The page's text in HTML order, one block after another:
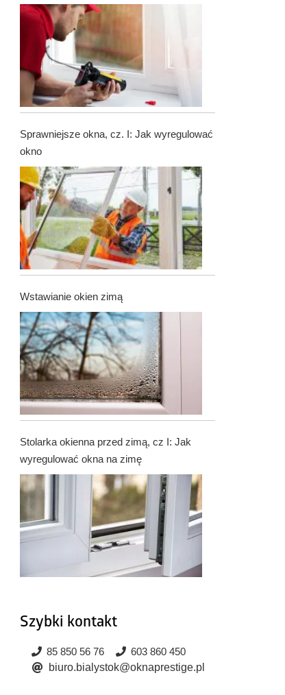
Sprawniejsze okna, cz. I: Jak wyregulować
okno
Wstawianie okien zimą
Stolarka okienna przed zimą, cz I: Jak
wyregulować okna na zimę
Szybki kontakt
85 850 56 76
603 860 450
biuro.bialystok@oknaprestige.pl